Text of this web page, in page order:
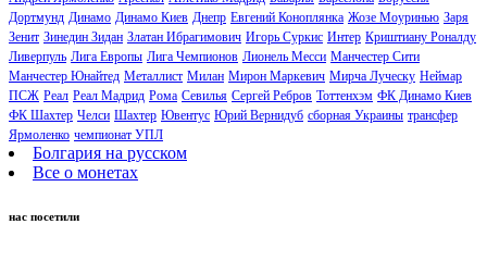
Дортмунд Динамо Динамо Киев Днепр Евгений Коноплянка Жозе Моуринью Заря
Зенит Зинедин Зидан Златан Ибрагимович Игорь Суркис Интер Криштиану Роналду
Ливерпуль Лига Европы Лига Чемпионов Лионель Месси Манчестер Сити
Манчестер Юнайтед Металлист Милан Мирон Маркевич Мирча Луческу Неймар
ПСЖ Реал Реал Мадрид Рома Севилья Сергей Ребров Тоттенхэм ФК Динамо Киев
ФК Шахтер Челси Шахтер Ювентус Юрий Вернидуб сборная Украины трансфер
Ярмоленко чемпионат УПЛ
Болгария на русском
Все о монетах
нас посетили